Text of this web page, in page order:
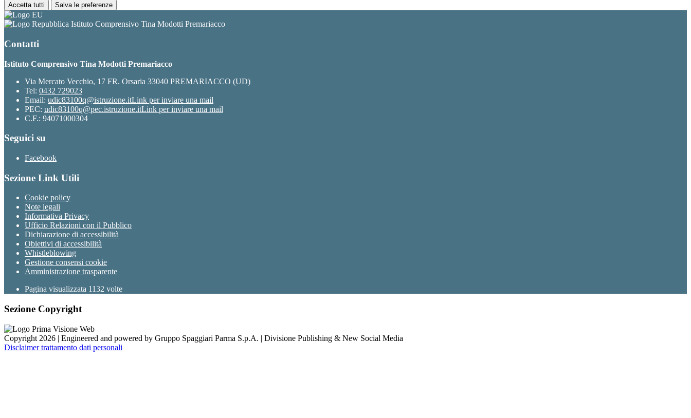
Accetta tutti Salva le preferenze
Istituto Comprensivo Tina Modotti Premariacco
Contatti
Istituto Comprensivo Tina Modotti Premariacco
Via Mercato Vecchio, 17 FR. Orsaria 33040 PREMARIACCO (UD)
Tel: 0432 729023
Email: udic83100q@istruzione.itLink per inviare una mail
PEC: udic83100q@pec.istruzione.itLink per inviare una mail
C.F.: 94071000304
Seguici su
Facebook
Sezione Link Utili
Cookie policy
Note legali
Informativa Privacy
Ufficio Relazioni con il Pubblico
Dichiarazione di accessibilità
Obiettivi di accessibilità
Whistleblowing
Gestione consensi cookie
Amministrazione trasparente
Pagina visualizzata 1132 volte
Sezione Copyright
Copyright 2026 | Engineered and powered by Gruppo Spaggiari Parma S.p.A. | Divisione Publishing & New Social Media
Disclaimer trattamento dati personali